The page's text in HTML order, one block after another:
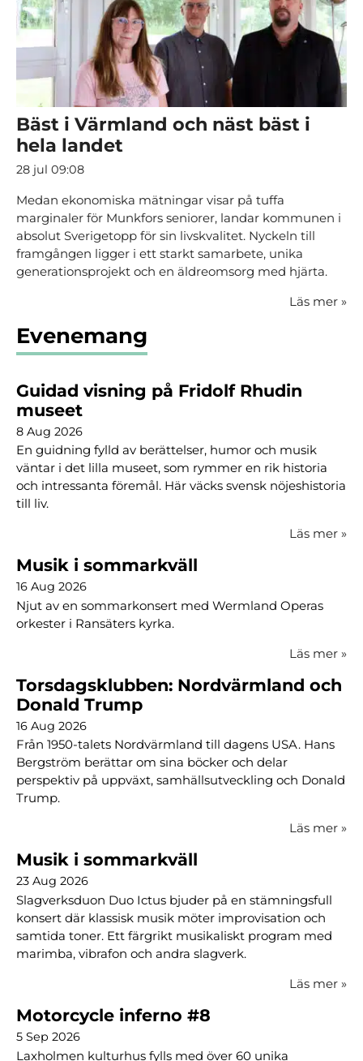
Bäst i Värmland och näst bäst i
hela landet
28 jul 09:08
Medan ekonomiska mätningar visar på tuffa
marginaler för Munkfors seniorer, landar kommunen i
absolut Sverigetopp för sin livskvalitet. Nyckeln till
framgången ligger i ett starkt samarbete, unika
generationsprojekt och en äldreomsorg med hjärta.
Läs mer »
Evenemang
Guidad visning på Fridolf Rhudin
museet
8 Aug 2026
En guidning fylld av berättelser, humor och musik
väntar i det lilla museet, som rymmer en rik historia
och intressanta föremål. Här väcks svensk nöjeshistoria
till liv.
Läs mer »
Musik i sommarkväll
16 Aug 2026
Njut av en sommarkonsert med Wermland Operas
orkester i Ransäters kyrka.
Läs mer »
Torsdagsklubben: Nordvärmland och
Donald Trump
16 Aug 2026
Från 1950-talets Nordvärmland till dagens USA. Hans
Bergström berättar om sina böcker och delar
perspektiv på uppväxt, samhällsutveckling och Donald
Trump.
Läs mer »
Musik i sommarkväll
23 Aug 2026
Slagverksduon Duo Ictus bjuder på en stämningsfull
konsert där klassisk musik möter improvisation och
samtida toner. Ett färgrikt musikaliskt program med
marimba, vibrafon och andra slagverk.
Läs mer »
Motorcycle inferno #8
5 Sep 2026
Laxholmen kulturhus fylls med över 60 unika